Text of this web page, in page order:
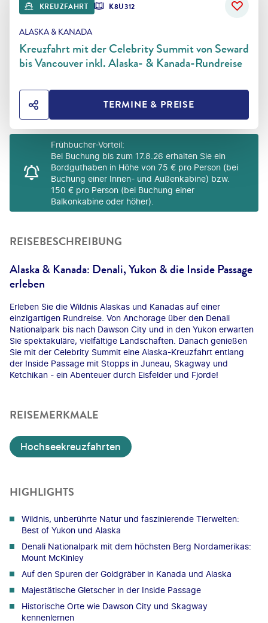
KREUZFAHRT K8U312
ALASKA & KANADA
Kreuzfahrt mit der Celebrity Summit von Seward
bis Vancouver inkl. Alaska- & Kanada-Rundreise
HOTEL TEILENTERMINE & PREISE
Frühbucher-Vorteil:
Bei Buchung bis zum 17.8.26 erhalten Sie ein
Bordguthaben in Höhe von 75 € pro Person (bei
Buchung einer Innen- und Außenkabine) bzw.
150 € pro Person (bei Buchung einer
Balkonkabine oder höher).
REISEBESCHREIBUNG
Alaska & Kanada: Denali, Yukon & die Inside Passage
erleben
Erleben Sie die Wildnis Alaskas und Kanadas auf einer
einzigartigen Rundreise. Von Anchorage über den Denali
Nationalpark bis nach Dawson City und in den Yukon erwarten
Sie spektakuläre, vielfältige Landschaften. Danach genießen
Sie mit der Celebrity Summit eine Alaska-Kreuzfahrt entlang
der Inside Passage mit Stopps in Juneau, Skagway und
Ketchikan - ein Abenteuer durch Eisfelder und Fjorde!
REISEMERKMALE
Hochseekreuzfahrten
HIGHLIGHTS
Wildnis, unberührte Natur und faszinierende Tierwelten:
Best of Yukon und Alaska
Denali Nationalpark mit dem höchsten Berg Nordamerikas:
Mount McKinley
Auf den Spuren der Goldgräber in Kanada und Alaska
Majestätische Gletscher in der Inside Passage
Historische Orte wie Dawson City und Skagway
kennenlernen